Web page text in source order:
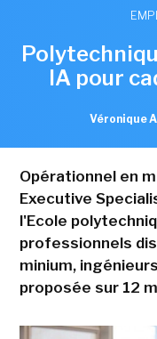
IA pour
Véronique
Opérationnel en
Executive
l'Ecole
professionnels
minium,
proposée sur 12